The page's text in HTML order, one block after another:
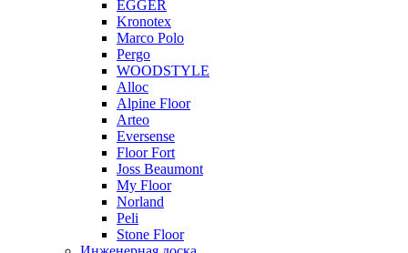
EGGER
Kronotex
Marco Polo
Pergo
WOODSTYLE
Alloc
Alpine Floor
Arteo
Eversense
Floor Fort
Joss Beaumont
My Floor
Norland
Peli
Stone Floor